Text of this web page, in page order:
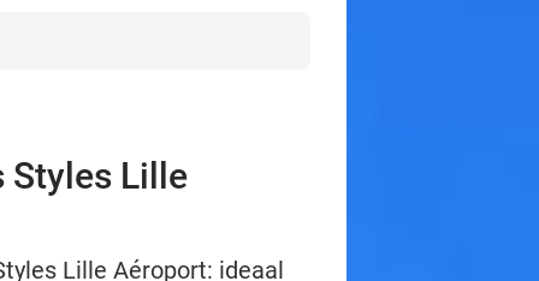
Styles Lille
Lille Aéroport: ideaal